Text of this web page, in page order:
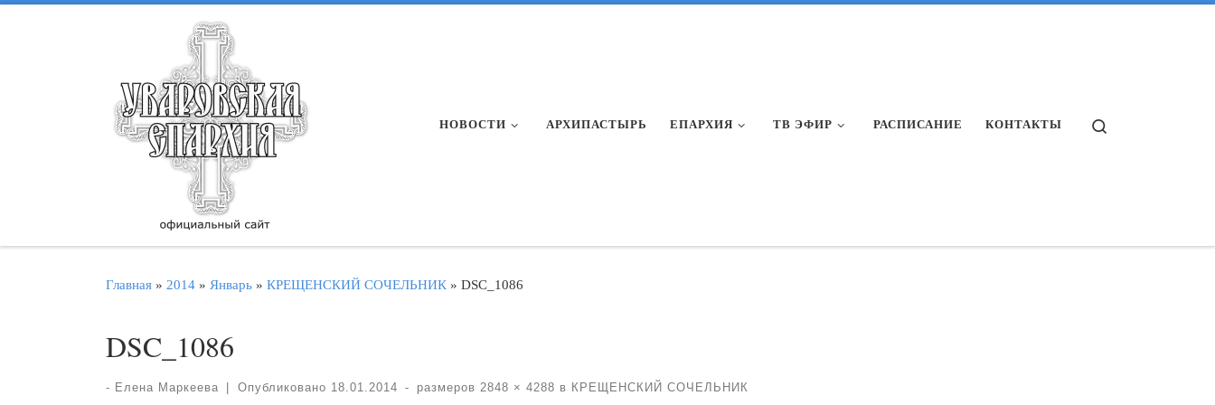
НОВОСТИ АРХИПАСТЫРЬ ЕПАРХИЯ ТВ ЭФИР РАСПИСАНИЕ КОНТАКТЫ
Главная » 2014 » Январь » КРЕЩЕНСКИЙ СОЧЕЛЬНИК » DSC_1086
DSC_1086
- Елена Маркеева Опубликовано 18.01.2014 - размеров 2848 × 4288 в КРЕЩЕНСКИЙ СОЧЕЛЬНИК